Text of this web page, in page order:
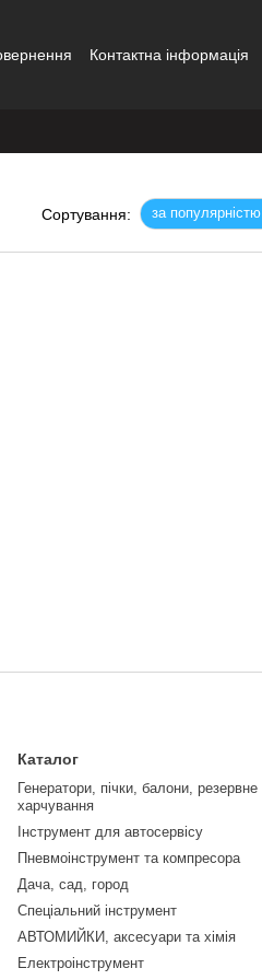
Контактна інформація
Сортування: за популярністю
Каталог
Генератори, пічки, балони, резервне
харчування
Інструмент для автосервісу
Пневмоінструмент та компресора
Дача, сад, город
Спеціальний інструмент
АВТОМИЙКИ, аксесуари та хімія
Електроінструмент